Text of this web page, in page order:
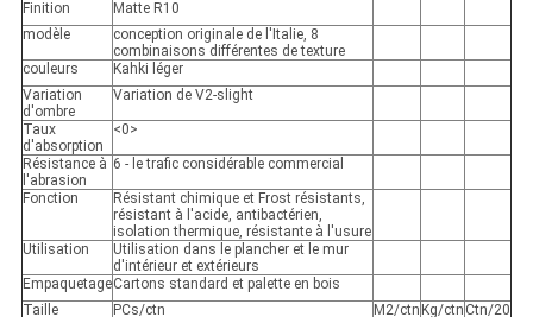
Finition
Matte R10
modèle
conception originale de l'Italie, 8
combinaisons différentes de texture
couleurs
Kahki léger
Variation
d'ombre
Variation de V2-slight
Taux
d'absorption
<0>
Résistance à
l'abrasion
6 - le trafic considérable commercial
Fonction
Résistant chimique et Frost résistants,
résistant à l'acide, antibactérien,
isolation thermique, résistante à l'usure
Utilisation
Utilisation dans le plancher et le mur
d'intérieur et extérieurs
EmpaquetageCartons standard et palette en bois
Taille
PCs/ctn M2/ctn Kg/ctn Ctn/20